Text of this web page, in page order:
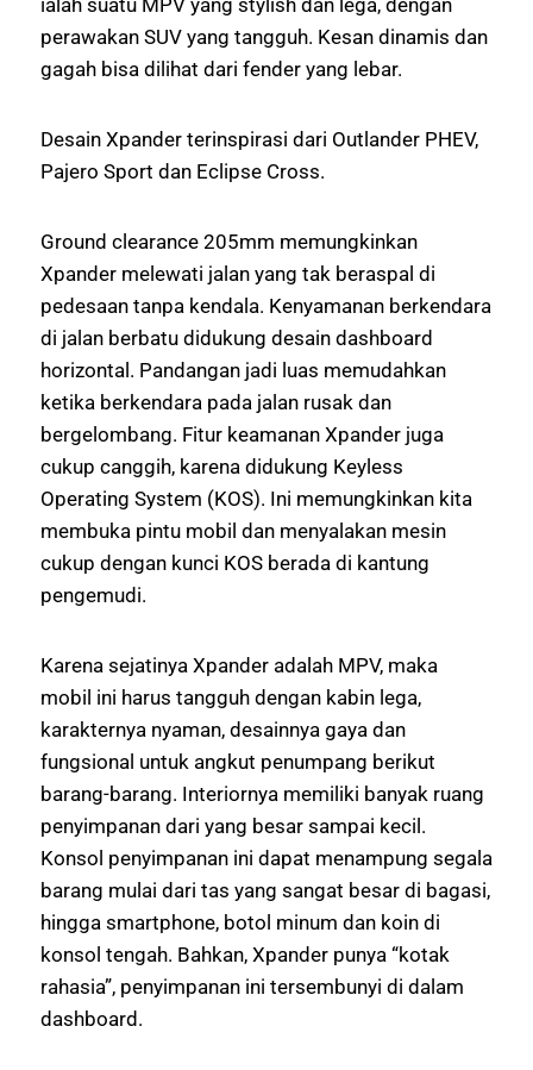
perawakan SUV yang tangguh. Kesan dinamis dan
gagah bisa dilihat dari fender yang lebar.
Desain Xpander terinspirasi dari Outlander PHEV,
Pajero Sport dan Eclipse Cross.
Ground clearance 205mm memungkinkan
Xpander melewati jalan yang tak beraspal di
pedesaan tanpa kendala. Kenyamanan berkendara
di jalan berbatu didukung desain dashboard
horizontal. Pandangan jadi luas memudahkan
ketika berkendara pada jalan rusak dan
bergelombang. Fitur keamanan Xpander juga
cukup canggih, karena didukung Keyless
Operating System (KOS). Ini memungkinkan kita
membuka pintu mobil dan menyalakan mesin
cukup dengan kunci KOS berada di kantung
pengemudi.
Karena sejatinya Xpander adalah MPV, maka
mobil ini harus tangguh dengan kabin lega,
karakternya nyaman, desainnya gaya dan
fungsional untuk angkut penumpang berikut
barang-barang. Interiornya memiliki banyak ruang
penyimpanan dari yang besar sampai kecil.
Konsol penyimpanan ini dapat menampung segala
barang mulai dari tas yang sangat besar di bagasi,
hingga smartphone, botol minum dan koin di
konsol tengah. Bahkan, Xpander punya “kotak
rahasia”, penyimpanan ini tersembunyi di dalam
dashboard.